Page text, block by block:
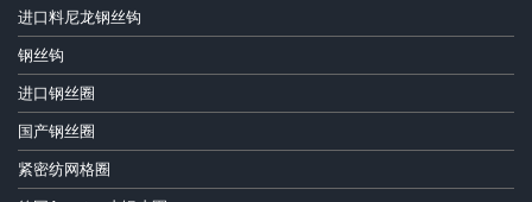
进口料尼龙钢丝钩
钢丝钩
进口钢丝圈
国产钢丝圈
紧密纺网格圈